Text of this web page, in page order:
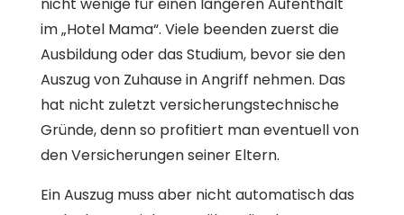
nicht wenige für einen längeren Aufenthalt
im „Hotel Mama“. Viele beenden zuerst die
Ausbildung oder das Studium, bevor sie den
Auszug von Zuhause in Angriff nehmen. Das
hat nicht zuletzt versicherungstechnische
Gründe, denn so profitiert man eventuell von
den Versicherungen seiner Eltern.
Ein Auszug muss aber nicht automatisch das